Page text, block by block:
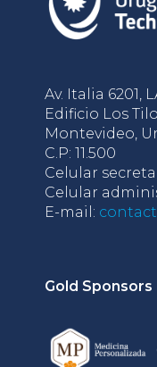
Av. Italia 6201,
Edificio Los
Montevideo,
C.P: 11.500
Celular
Celular
E-mail:
Gold Sponsors